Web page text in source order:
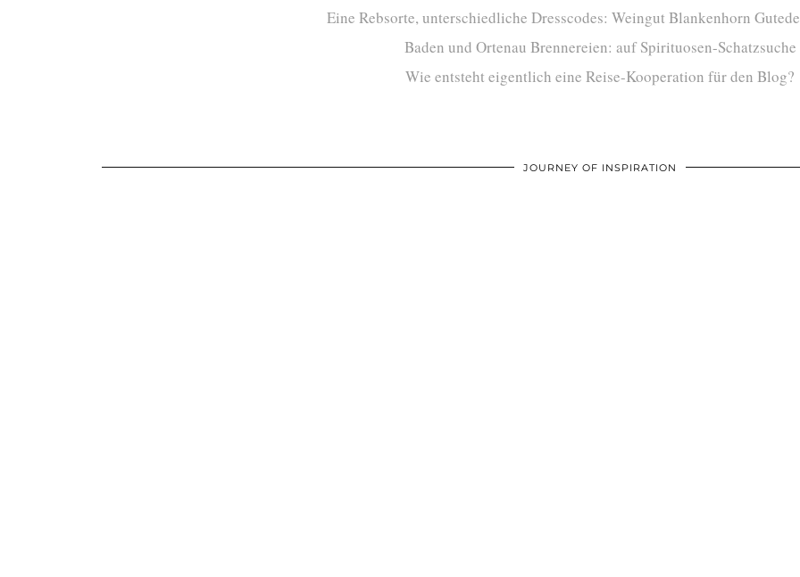
Eine Rebsorte, unterschiedliche Dresscodes: Weingut Blankenhorn
Baden und Ortenau Brennereien: auf Spirituosen-Schatzsuche
Wie entsteht eigentlich eine Reise-Kooperation für den Blog?
JOURNEY OF INSPIRATION